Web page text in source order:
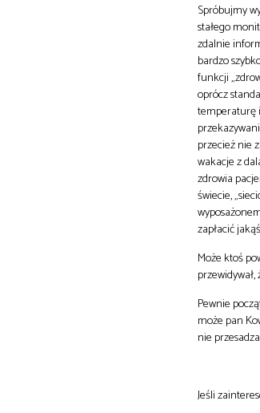
Spróbujmy
stałego
zdalnie
bardzo
funkcji
oprócz
temperaturę
przecież nie
wakacje z
zdrowia
świecie,
zapłacić
Może ktoś
Pewnie
może pan
nie
Jeśli